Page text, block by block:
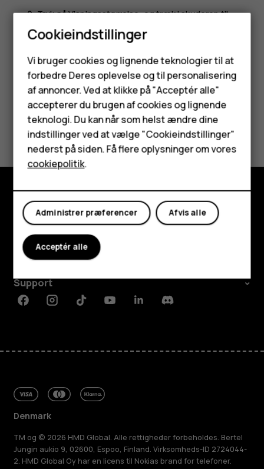
Smartphones
Feature-telefoner
Tilbehør
HMD Terra M
Tablets
Min konto
Tryk påVisningsstørrelse, og træk i skyderen til
visningsstørrelsesniveau for at justere størrelsen
på visningen.
Synes du, dette var nyttigt?
Ja Nej
Udforsk
Om
Planet and people
Support
FacebookInstagramTiktokYoutubeLinkedinDiscord
Denmark
TM og © 2026 HMD Global. Alle rettigheder forbeholdes. Bertel
Jungin aukio 9, 02600, Espoo, Finland. Virksomheds-ID 2724044-
2. HMD Global Oy har en licens til Nokias brand for telefoner.
Cookieindstillinger
Vi bruger cookies og lignende teknologier til at
forbedre Deres oplevelse og til personalisering
af annoncer. Ved at klikke på "Acceptér alle"
accepterer du brugen af cookies og lignende
teknologi. Du kan når som helst ændre dine
indstillinger ved at vælge "Cookieindstillinger"
nederst på siden. Få flere oplysninger om vores
cookiepolitik.
Afvis alle
Administrer præferencer
Acceptér alle